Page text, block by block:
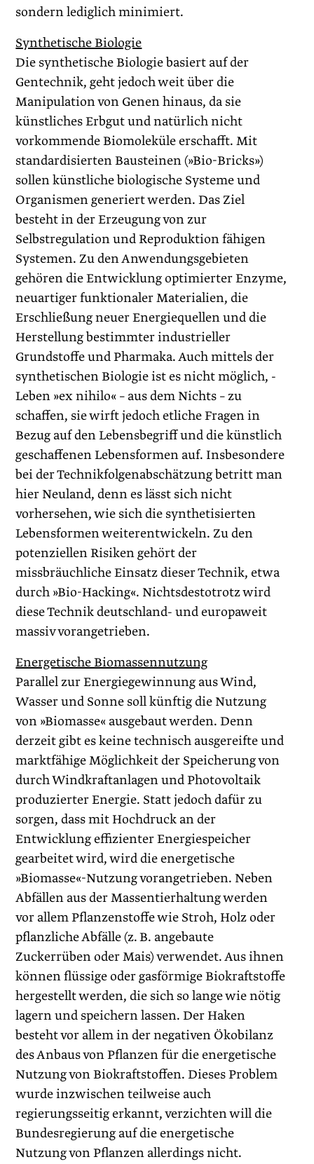
sondern lediglich minimiert.
Synthetische Biologie
Die synthetische Biologie basiert auf der
Gentechnik, geht jedoch weit über die
Manipulation von Genen hinaus, da sie
künstliches Erbgut und natürlich nicht
vorkommende Biomoleküle erschafft. Mit
standardisierten Bausteinen (»Bio-Bricks»)
sollen künstliche biologische Systeme und
Organismen generiert werden. Das Ziel
besteht in der Erzeugung von zur
Selbstregulation und Reproduktion fähigen
Systemen. Zu den Anwendungsgebieten
gehören die Entwicklung optimierter Enzyme,
neuartiger funktionaler Materialien, die
Erschließung neuer Energiequellen und die
Herstellung bestimmter industrieller
Grundstoffe und Pharmaka. Auch mittels der
synthetischen Biologie ist es nicht möglich, ­
Leben »ex nihilo« – aus dem Nichts – zu
schaffen, sie wirft jedoch etliche Fragen in
Bezug auf den Lebensbegriff und die künstlich
geschaffenen Lebensformen auf. Insbesondere
bei der Technik­folgenabschätzung betritt man
hier Neuland, denn es lässt sich nicht
vorhersehen, wie sich die synthetisierten
Lebensformen weiterentwickeln. Zu den
potenziellen Risiken gehört der
missbräuchliche Einsatz dieser Technik, etwa
durch »Bio-Hacking«. Nichtsdestotrotz wird
diese Technik deutschland- und europaweit
massiv vorangetrieben.
Energetische Biomassennutzung
Parallel zur Energiegewinnung aus Wind,
Wasser und Sonne soll künftig die Nutzung
von »Biomasse« ausgebaut werden. Denn
derzeit gibt es keine technisch ausgereifte und
marktfähige Möglichkeit der Speicherung von
durch Windkraftanlagen und Photovoltaik
produzierter Energie. Statt jedoch dafür zu
sorgen, dass mit Hochdruck an der
Entwicklung effizienter Energiespeicher
gearbeitet wird, wird die energetische
»Biomasse«-Nutzung vorangetrieben. Neben
Abfällen aus der Massentierhaltung werden
vor allem Pflanzenstoffe wie Stroh, Holz oder
pflanzliche Abfälle (z. B. angebaute
Zuckerrüben oder Mais) verwendet. Aus ihnen
können flüssige oder gasförmige Biokraftstoffe
hergestellt werden, die sich so lange wie nötig
lagern und speichern lassen. Der Haken
besteht vor allem in der negativen Ökobilanz
des Anbaus von Pflanzen für die energetische
Nutzung von Biokraftstoffen. Dieses Problem
wurde inzwischen teilweise auch
regierungsseitig erkannt, verzichten will die
Bundesregierung auf die energetische
Nutzung von Pflanzen allerdings nicht.